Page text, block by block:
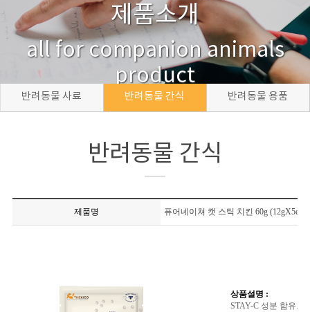
제품소개
all for companion animals
product
반려동물 사료 반려동물 간식 반려동물 용품
반려동물 간식
제품명 퓨어네이쳐 캣 스틱 치킨 60g (12gX5ea)
상품설명 :
STAY-C 성분 함유로